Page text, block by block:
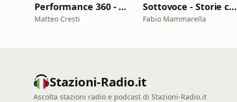
Performance 360 - Prestazione e Benessere
Matteo Cresti
Sottovoce - Storie criminali
Fabio Mammarella
Stazioni-Radio.it
Ascolta stazioni radio e podcast di Stazioni-Radio.it